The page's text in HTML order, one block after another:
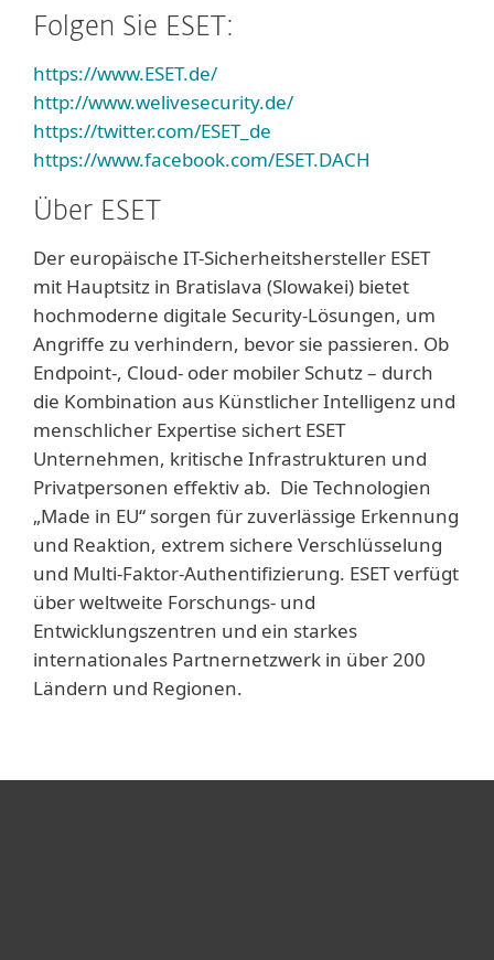
Folgen Sie ESET:
https://www.ESET.de/
http://www.welivesecurity.de/
https://twitter.com/ESET_de
https://www.facebook.com/ESET.DACH
Über ESET
Der europäische IT-Sicherheitshersteller ESET
mit Hauptsitz in Bratislava (Slowakei) bietet
hochmoderne digitale Security-Lösungen, um
Angriffe zu verhindern, bevor sie passieren. Ob
Endpoint-, Cloud- oder mobiler Schutz – durch
die Kombination aus Künstlicher Intelligenz und
menschlicher Expertise sichert ESET
Unternehmen, kritische Infrastrukturen und
Privatpersonen effektiv ab. Die Technologien
„Made in EU“ sorgen für zuverlässige Erkennung
und Reaktion, extrem sichere Verschlüsselung
und Multi-Faktor-Authentifizierung. ESET verfügt
über weltweite Forschungs- und
Entwicklungszentren und ein starkes
internationales Partnernetzwerk in über 200
Ländern und Regionen.